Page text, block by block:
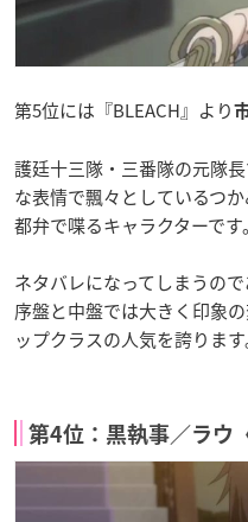
第5位には『BLEACH』より
護廷十三隊・三番隊の元隊
な表情で飄々としているつ
都弁で喋るキャラクターです。
ネタバレになってしまうの
序盤と中盤では大きく印象
ップクラスの人気を誇ります
第4位：黒執事／ラウ